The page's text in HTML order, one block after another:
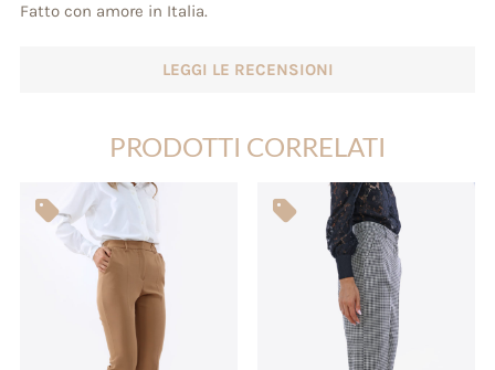
Fatto con amore in Italia.
LEGGI LE RECENSIONI
PRODOTTI CORRELATI